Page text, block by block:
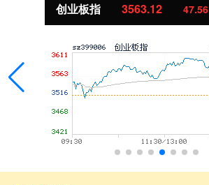
创业板指 3563.12 47.56